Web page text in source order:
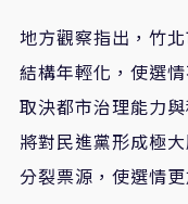
地方觀察指出，竹
結構年輕化，使選
取決都市治理能力
將對民進黨形成極
分裂票源，使選情更